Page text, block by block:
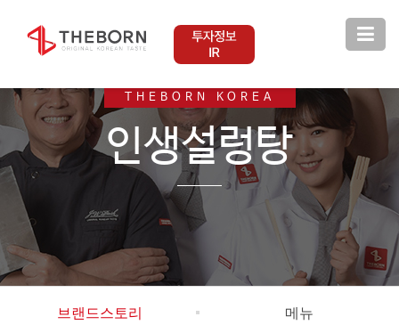
THEBORN KOREA
인생설렁탕
브랜드스토리 메뉴